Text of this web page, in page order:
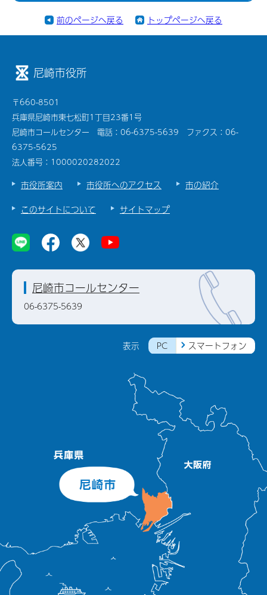
前のページへ戻る トップページへ戻る
尼崎市役所
〒660-8501
兵庫県尼崎市東七松町1丁目23番1号
尼崎市コールセンター 電話：06-6375-5639 ファクス：06-
6375-5625
法人番号：1000020282022
市役所案内 市役所へのアクセス
市の紹介
このサイトについて
サイトマップ
表示 PC スマートフォン
尼崎市コールセンター
06-6375-5639